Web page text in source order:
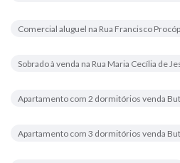
Comercial aluguel na Rua Francisco
Sobrado à venda na Rua Maria Cecília de
Apartamento com 2 dormitórios venda
Apartamento com 3 dormitórios venda